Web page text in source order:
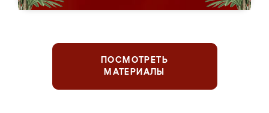
ПОСМОТРЕТЬ
МАТЕРИАЛЫ